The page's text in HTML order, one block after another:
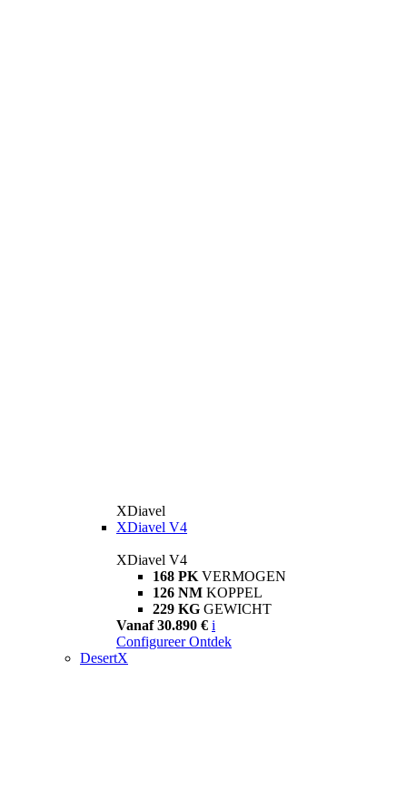
XDiavel
XDiavel V4
XDiavel V4
168 PK VERMOGEN
126 NM KOPPEL
229 KG GEWICHT
Vanaf 30.890 € i
Configureer Ontdek
DesertX